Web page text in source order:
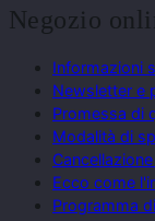
Negozio
Informazioni
Newsletter e
Promessa di
Modalità di
Ecco come
Programma